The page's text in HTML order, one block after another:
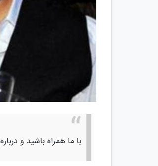
با ما همراه باشید و درباره